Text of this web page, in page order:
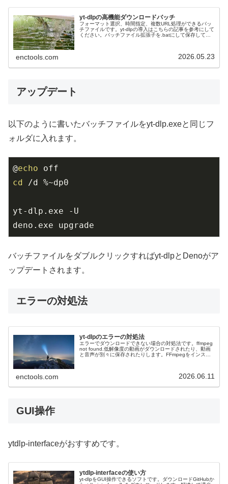
yt-dlpの高機能ダウンロードバッチ
フォーマット選択、時間指定、複数URL処理ができるバッ
チファイルです。yt-dlpの導入はこちらの記事を参考にして
ください。バッチファイル拡張子を.batにして保存して、
enctools.com 2026.05.23
アップデート
以下のように書いたバッチファイルをyt-dlp.exeと同じフ
ォルダに入れます。
@echo
cd
/d %~dp0
yt-dlp.exe -U
deno.exe upgrade
バッチファイルをダブルクリックすればyt-dlpとDenoがア
ップデートされます。
エラーの対処法
yt-dlpのエラーの対処法
エラーでダウンロードできない場合の対処法です。ffmpeg
not found.低解像度の動画がダウンロードされたり、動画
と音声が別々に保存されたりします。FFmpegをインスト
enctools.com 2026.06.11
GUI操作
ytdlp-interfaceがおすすめです。
ytdlp-interfaceの使い方
yt-dlpをGUI操作できるソフトです。ダウンロードGitHubか